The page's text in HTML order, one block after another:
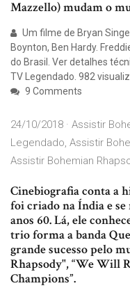
Mazzello) mudam o
Um filme de Bryan
Boynton, Ben Hardy.
do Brasil. Ver detalhes
TV Legendado. 982
9 Comments
24/10/2018 · Assistir
Legendado, Assistir
Assistir Bohemian
Cinebiografia conta a
foi criado na Índia e
anos 60. Lá, ele
trio forma a banda
grande sucesso pelo
Rhapsody", “We Will
Champions”.